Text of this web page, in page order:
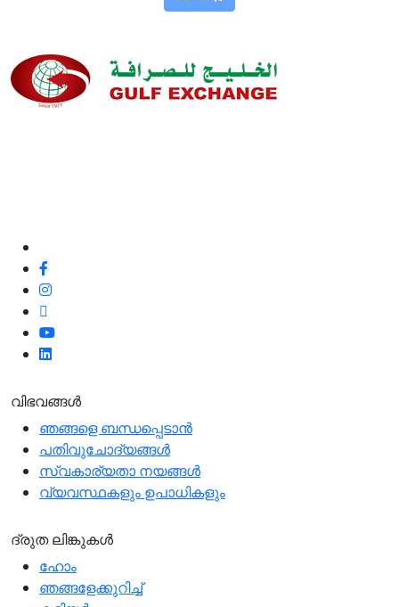
വിഭവങ്ങൾ
ഞങ്ങളെ ബന്ധപ്പെടാന്‍
പതിവുചോദ്യങ്ങൾ
സ്വകാര്യതാ നയങ്ങള്‍
വ്യവസ്ഥകളും ഉപാധികളും
ദ്രുത ലിങ്കുകൾ
ഹോം
ഞങ്ങളേക്കുറിച്ച്